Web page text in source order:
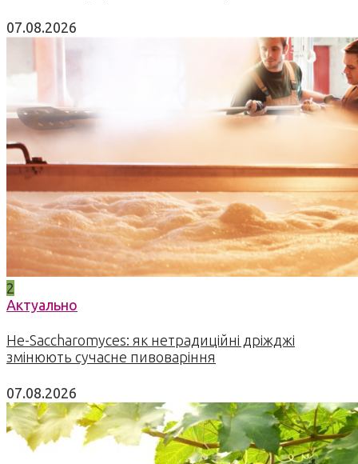
07.08.2026
2
Актуально
Не-Saccharomyces: як нетрадиційні дріжджі
змінюють сучасне пивоваріння
07.08.2026